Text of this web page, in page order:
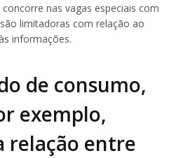
nas vagas especiais com
limitadoras com relação ao
informações.
de consumo,
exemplo,
relação entre